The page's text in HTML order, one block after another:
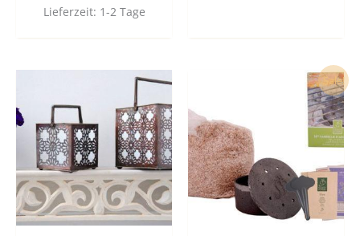
Lieferzeit: 1-2 Tage
Dieses
Produkt
weist
mehrere
Varianten
auf.
Die
Optionen
Sale!
Ursprünglicher
Aktueller
Preis
ist:
16,90 €.